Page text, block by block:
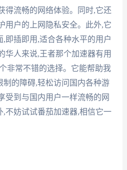
得流畅的网络体验。同时,它还
用户的上网隐私安全。此外,它
即插即用,适合各种水平的用户
华人来说,王者那个加速器有用
非常不错的选择。它能帮助我
的障碍,轻松访问国内各种游
受到与国内用户一样流畅的网
不妨试试番茄加速器,相信它一